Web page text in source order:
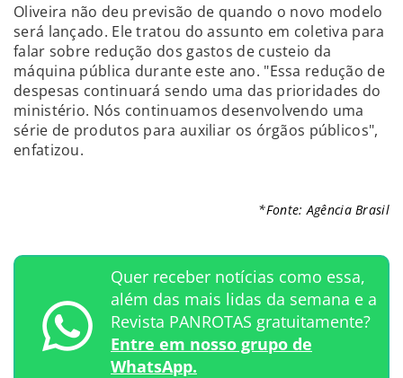
Oliveira não deu previsão de quando o novo modelo
será lançado. Ele tratou do assunto em coletiva para
falar sobre redução dos gastos de custeio da
máquina pública durante este ano. "Essa redução de
despesas continuará sendo uma das prioridades do
ministério. Nós continuamos desenvolvendo uma
série de produtos para auxiliar os órgãos públicos",
enfatizou.
*Fonte: Agência Brasil
Quer receber notícias como essa,
além das mais lidas da semana e a
Revista PANROTAS gratuitamente?
Entre em nosso grupo de
WhatsApp.